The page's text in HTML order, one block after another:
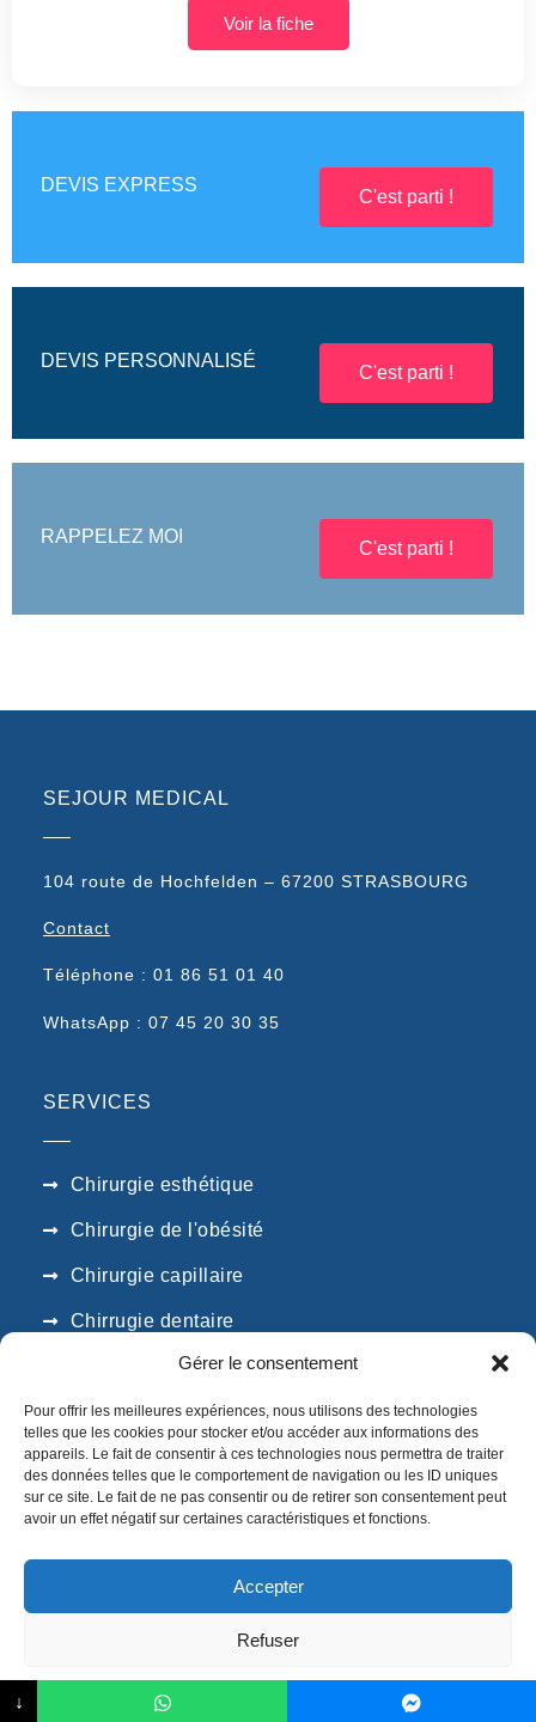
Gérer le consentement
Pour offrir les meilleures expériences, nous utilisons des technologies
telles que les cookies pour stocker et/ou accéder aux informations des
appareils. Le fait de consentir à ces technologies nous permettra de traiter
des données telles que le comportement de navigation ou les ID uniques
sur ce site. Le fait de ne pas consentir ou de retirer son consentement peut
avoir un effet négatif sur certaines caractéristiques et fonctions.
Accepter
Refuser
Déclaration de confidentialité
Voir la fiche
DEVIS EXPRESS
C'est parti !
DEVIS PERSONNALISÉ
C'est parti !
RAPPELEZ MOI
C'est parti !
SEJOUR MEDICAL
104 route de Hochfelden – 67200 STRASBOURG
Contact
Téléphone : 01 86 51 01 40
WhatsApp : 07 45 20 30 35
SERVICES
Chirurgie esthétique
Chirurgie de l'obésité
Chirurgie capillaire
Chirrugie dentaire
SEJOUR MEDICAL. Tous droits réservés |
légales|Plan de site
↓